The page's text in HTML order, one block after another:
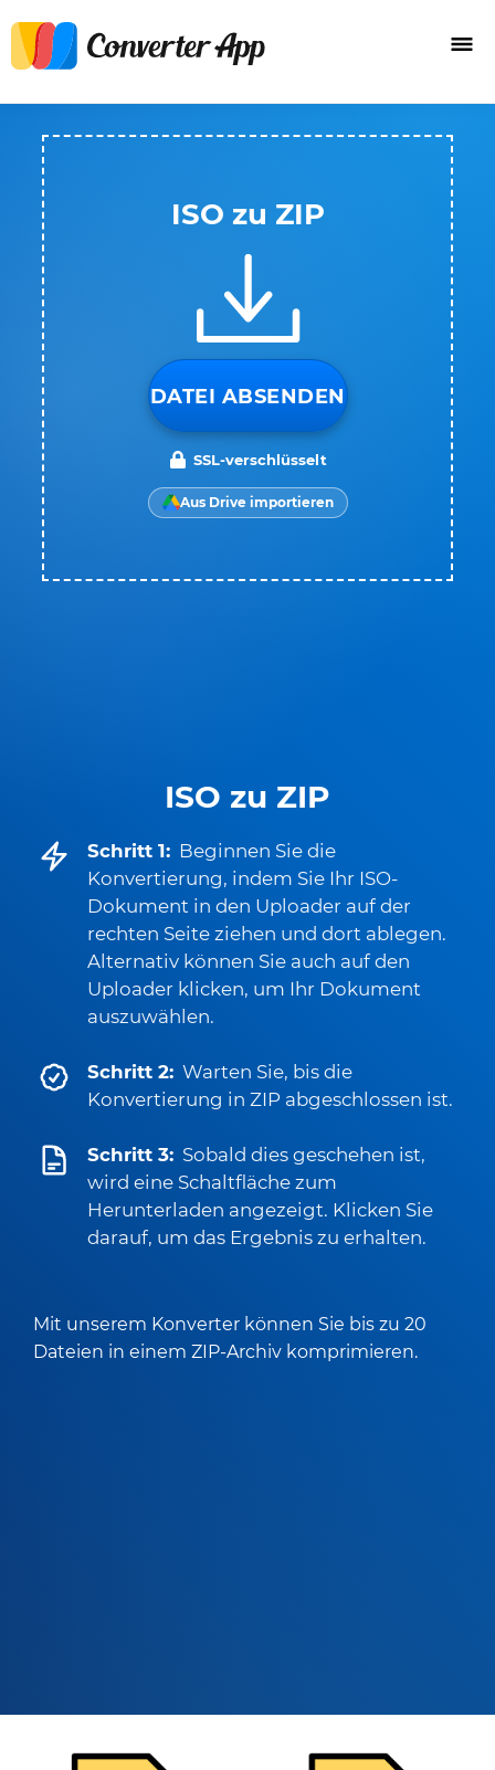
ISO zu ZIP
Schritt 1: Beginnen Sie die
Konvertierung, indem Sie Ihr ISO-
Dokument in den Uploader auf der
rechten Seite ziehen und dort ablegen.
Alternativ können Sie auch auf den
Uploader klicken, um Ihr Dokument
auszuwählen.
Schritt 2: Warten Sie, bis die
Konvertierung in ZIP abgeschlossen ist.
Schritt 3: Sobald dies geschehen ist,
wird eine Schaltfläche zum
Herunterladen angezeigt. Klicken Sie
darauf, um das Ergebnis zu erhalten.
Mit unserem Konverter können Sie bis zu 20
Dateien in einem ZIP-Archiv komprimieren.
ISO zu ZIP
DATEI ABSENDEN
SSL-verschlüsselt
Aus Drive importieren